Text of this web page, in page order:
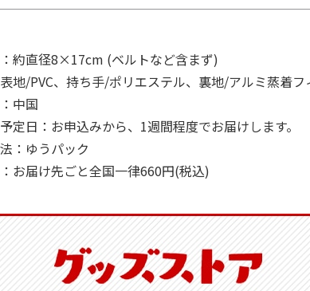
約直径8×17cm (ベルトなど含まず)
地/PVC、持ち手/ポリエステル、裏地/アルミ蒸着フ
中国
定日：お申込みから、1週間程度でお届けします。
：ゆうパック
お届け先ごと全国一律660円(税込)